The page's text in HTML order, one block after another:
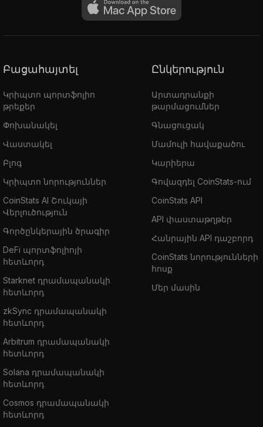
Բացահայտել
Կրիպտո պորտֆոլիո
թրեքեր
Փոխանակել
Վաստակել
Բլոգ
Կրիպտո նորություններ
CoinStats AI Շուկայի
Վերլուծություն
Գործընկերային ծրագիր
DeFi պորտֆոլիոյի
հետևորդ
Starknet դրամապանակի
հետևորդ
zkSync դրամապանակի
հետևորդ
Arbitrum դրամապանակի
հետևորդ
Solana դրամապանակի
հետևորդ
Cosmos դրամապանակի
հետևորդ
Ընկերություն
Արտադրանքի
թարմացումներ
Գնացուցակ
Մամուլի հավաքածու
Կարիերա
Գովազդել CoinStats-ում
CoinStats API
API փաստաթղթեր
Հանրային API դաշբորդ
CoinStats նորությունների
հոսք
Մեր մասին